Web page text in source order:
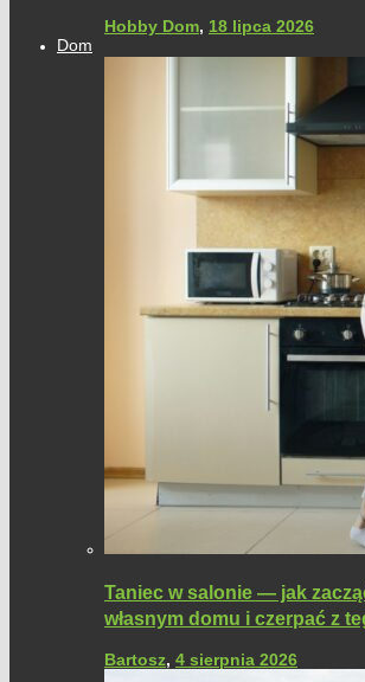
Hobby Dom, 18 lipca 2026
Dom
Taniec w salonie — jak
własnym domu i czerpać z
Bartosz, 4 sierpnia 2026